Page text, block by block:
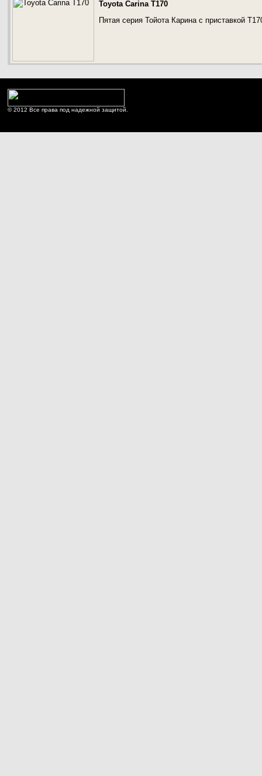
Toyota Carina T170
Пятая серия Тойота Карина с приставкой
© 2012 Все права под надежной защитой.